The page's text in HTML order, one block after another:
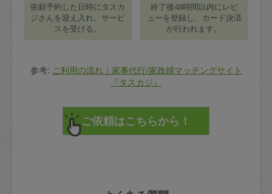
依頼予約した日時にタスカ
ジさんを迎え入れ、サービ
スを受ける。
終了後48時間以内にレビ
ューを登録し、カード決済
が行われます。
参考: ご利用の流れ｜家事代行/家政婦マッチングサイト
『タスカジ』